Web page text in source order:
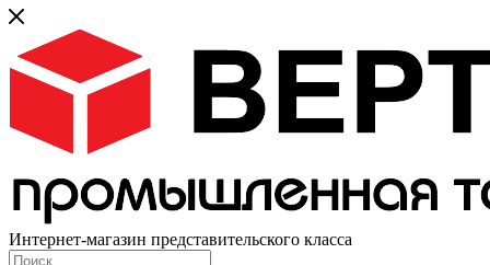
Интернет-магазин представительского класса